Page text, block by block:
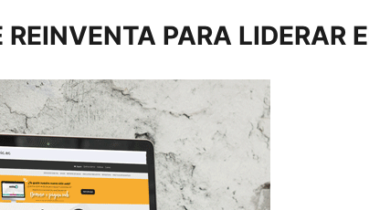
REINVENTA PARA LIDERAR